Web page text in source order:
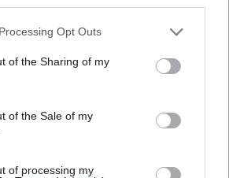
website/app uses one or more Google
or usage behaviour. You may click to
to Google and its third-party tags to
specified purposes in below Google
Opt Outs
of the Sharing of my
of the Sale of my
of processing my
nem tudta megelőzni. De most